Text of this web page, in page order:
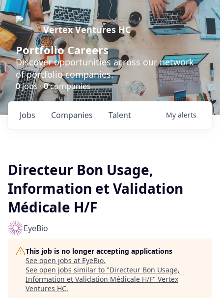
Vertex Ventures HC
Portfolio Careers
Discover opportunities across our network
of portfolio companies.
0jobs ·0companies
Jobs Companies Talent My alerts
Directeur Bon Usage,
Information et Validation
Médicale H/F
EyeBio
This job is no longer accepting applications
See open jobs at EyeBio.
See open jobs similar to "Directeur Bon Usage,
Information et Validation Médicale H/F" Vertex
Ventures HC.